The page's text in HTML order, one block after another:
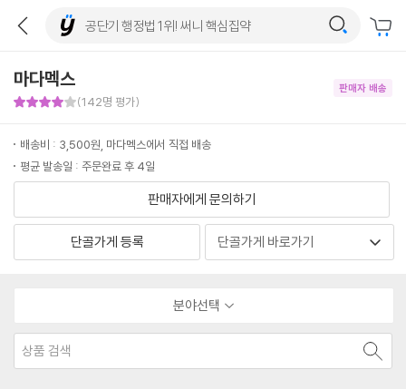
마다멕스
(142명 평가)
판매자 배송
배송비 : 3,500원, 마다멕스에서 직접 배송
평균 발송일 : 주문완료 후 4일
판매자에게 문의하기
단골가게 등록
분야선택